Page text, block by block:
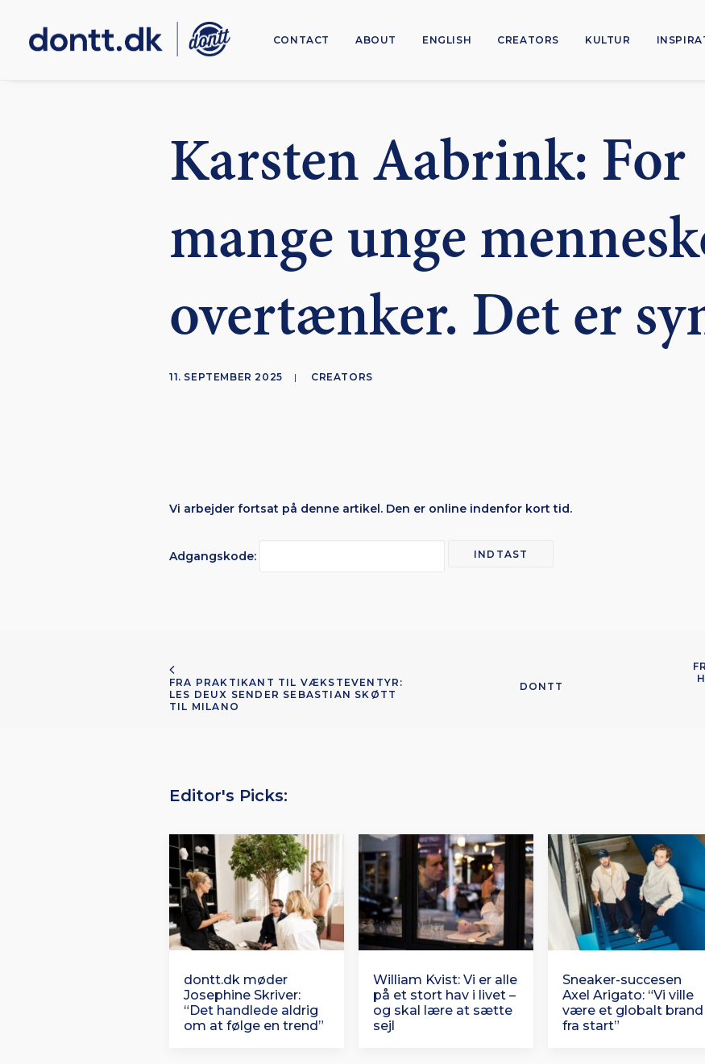
CONTACT ABOUT ENGLISH CREATORS KULTUR
Karsten Aabrink: For
mange unge
overtænker. Det er
11. SEPTEMBER 2025 | CREATORS
Vi arbejder fortsat på denne artikel. Den er online indenfor kort tid.
Adgangskode:
FRA PRAKTIKANT TIL VÆKSTEVENTYR:
LES DEUX SENDER SEBASTIAN SKØTT
TIL MILANO
DONTT
Editor's Picks:
dontt.dk møder
Josephine Skriver:
“Det handlede aldrig
om at følge en trend”
William Kvist: Vi er alle
på et stort hav i livet –
og skal lære at sætte
sejl
Sneaker-succesen
Axel Arigato: “Vi ville
være et globalt brand
fra start”